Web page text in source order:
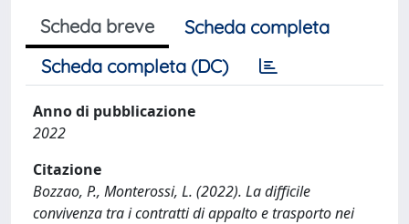
Scheda breve
Scheda completa
Scheda completa (DC)
Anno di pubblicazione
2022
Citazione
Bozzao, P., Monterossi, L. (2022). La difficile
convivenza tra i contratti di appalto e trasporto nei